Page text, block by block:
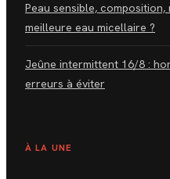
Peau sensible,
meilleure eau micellaire ?
Jeûne intermittent 16/8 :
erreurs à éviter
À LA UNE